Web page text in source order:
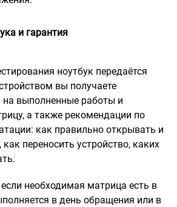
и гарантия
ноутбук передаётся
вы получаете
на выполненные работы и
а также рекомендации по
как правильно открывать и
переносить устройство, каких
необходимая матрица есть в
в день обращения или в